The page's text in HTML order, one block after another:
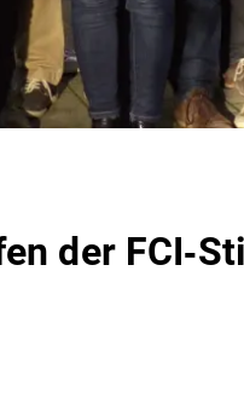
der